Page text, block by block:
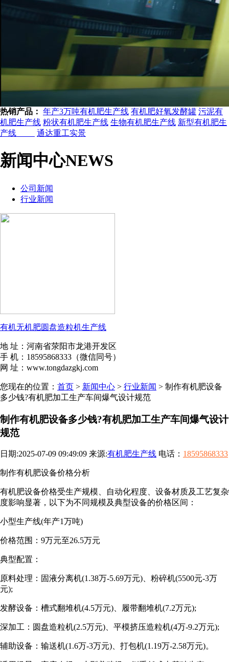
热销产品： 年产3万吨有机肥生产线 有机肥好氧发酵罐 污泥有
机肥生产线 粉状有机肥生产线 生物有机肥生产线 新型有机肥生
产线
通达重工实景
新闻中心NEWS
公司新闻
行业新闻
有机无机肥圆盘造粒机生产线
地 址：河南省荥阳市龙港开发区
手 机：18595868333（微信同号）
网 址：www.tongdazgkj.com
您现在的位置： 首页 > 新闻中心 > 行业新闻 > 制作有机肥设备
多少钱?有机肥加工生产车间爆气设计规范
制作有机肥设备多少钱?有机肥加工生产车间爆气设计
规范
日期:2025-07-09 09:49:09 来源:有机肥生产线 电话： 18595868333
制作有机肥设备价格分析
有机肥设备价格受生产规模、自动化程度、设备材质及工艺复杂
度影响显著，以下为不同规模及典型设备的价格区间：
小型生产线(年产1万吨)
价格范围：9万元至26.5万元
典型配置：
原料处理：固液分离机(1.38万-5.69万元)、粉碎机(5500元-3万
元);
发酵设备：槽式翻堆机(4.5万元)、履带翻堆机(7.2万元);
深加工：圆盘造粒机(2.5万元)、平模挤压造粒机(4万-9.2万元);
辅助设备：输送机(1.6万-3万元)、打包机(1.19万-2.58万元)。